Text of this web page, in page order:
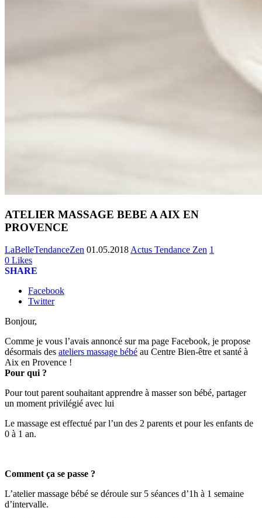
ATELIER MASSAGE BEBE A AIX EN
PROVENCE
LaBelleTendanceZen 01.05.2018Actus Tendance Zen 1
0 Likes
SHARE
Facebook
Twitter
Bonjour,
Comme je vous l’avais annoncé sur ma page Facebook, je propose
désormais des ateliers massage bébé au Centre Bien-être et santé à
Aix en Provence !
Pour qui ?
Pour tout parent souhaitant apprendre à masser son bébé, partager
un moment privilégié avec lui
Le massage est effectué par l’un des 2 parents et pour les enfants de
0 à 1 an.
Comment ça se passe ?
L’atelier massage bébé se déroule sur 5 séances d’1h à 1 semaine
d’intervalle.